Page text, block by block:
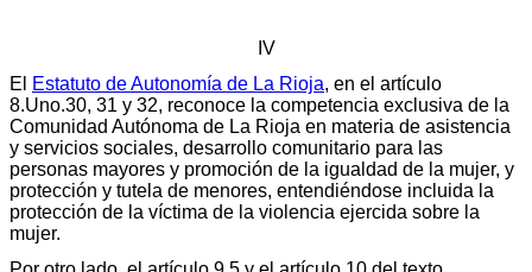
IV
El
Estatuto de Autonomía de La Rioja, en el artículo
8.Uno.30, 31 y 32, reconoce la competencia exclusiva de la
Comunidad Autónoma de La Rioja en materia de asistencia
y servicios sociales, desarrollo comunitario para las
personas mayores y promoción de la igualdad de la mujer, y
protección y tutela de menores, entendiéndose incluida la
protección de la víctima de la violencia ejercida sobre la
mujer.